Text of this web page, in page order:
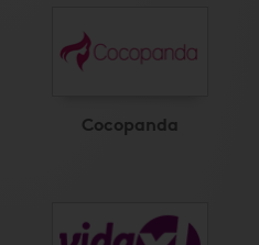
Cocopanda